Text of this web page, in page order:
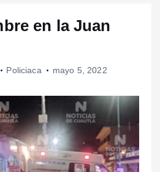
en la Juan
Policiaca mayo 5, 2022